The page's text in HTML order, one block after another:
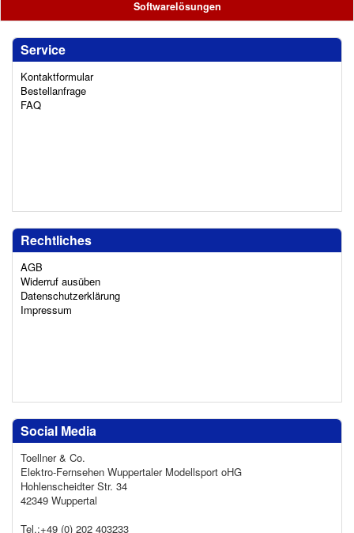
Softwarelösungen
Service
Kontaktformular
Bestellanfrage
FAQ
Rechtliches
AGB
Widerruf ausüben
Datenschutzerklärung
Impressum
Social Media
Toellner & Co.
Elektro-Fernsehen Wuppertaler Modellsport oHG
Hohlenscheidter Str. 34
42349 Wuppertal
Tel.:+49 (0) 202 403233